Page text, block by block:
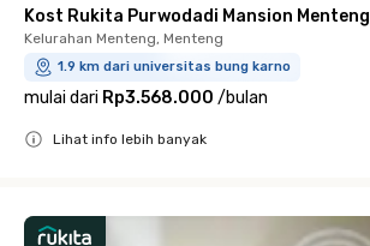
Kost Rukita Purwodadi Mansion Menteng
Kelurahan Menteng, Menteng
1.9 km dari universitas bung karno
mulai dari Rp3.568.000 /bulan
Lihat info lebih banyak